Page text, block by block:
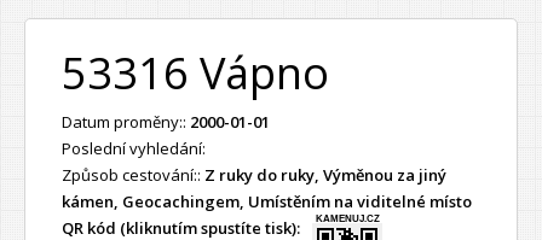
53316 Vápno
Datum proměny:: 2000-01-01
Poslední vyhledání:
Způsob cestování:: Z ruky do ruky, Výměnou za jiný
kámen, Geocachingem, Umístěním na viditelné místo
QR kód (kliknutím spustíte tisk):
KAMENUJ.CZ